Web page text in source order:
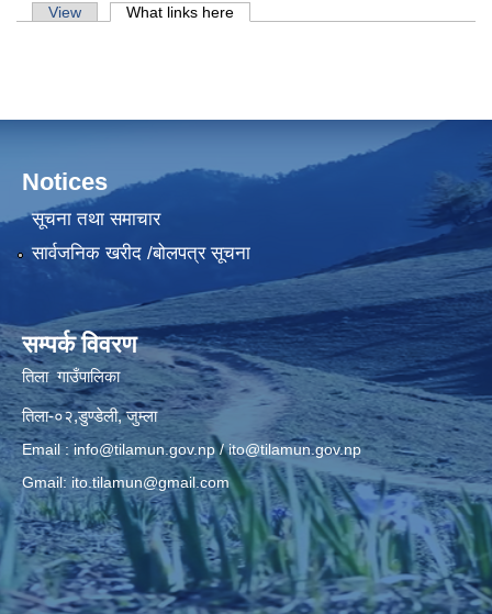
Primary tabs
View What links here
Notices
सूचना तथा समाचार
सार्वजनिक खरीद /बोलपत्र सूचना
सम्पर्क विवरण
तिला गाउँपालिका
तिला-०२,डुण्डेली, जुम्ला
Email : info@tilamun.gov.np/ito@tilamun.gov.np
Gmail: ito.tilamun@gmail.com